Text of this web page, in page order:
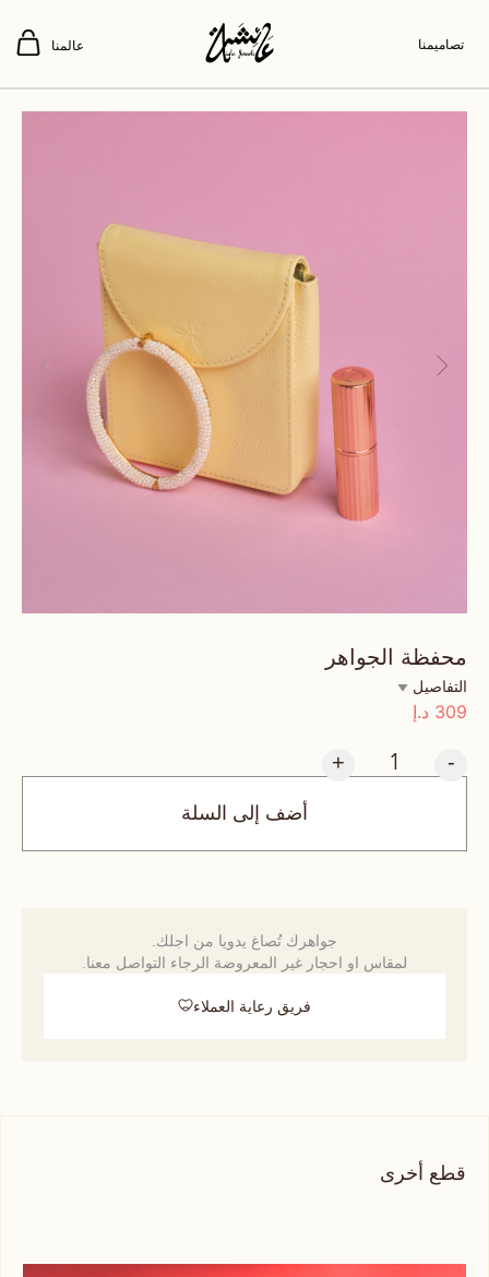
تصاميمنا عالمنا
محفظة الجواهر
التفاصيل
309 د.إ
-
+
أضف إلى السلة
جواهرك تُصاغ يدويا من اجلك.
لمقاس او احجار غير المعروضة الرجاء التواصل معنا.
فريق رعاية العملاء
قطع أخرى